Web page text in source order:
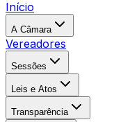
Início
A Câmara
Vereadores
Sessões
Leis e Atos
Transparência